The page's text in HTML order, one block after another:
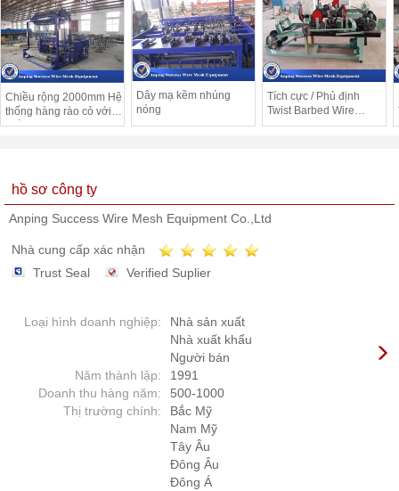
Chiều rộng 2000mm Hệ
thống hàng rào cỏ với
giấy chứng nhận CE /
Dây mạ kẽm nhúng
nóng
Tích cực / Phủ định
Twist Barbed Wire
Machine Với Tự động /
hồ sơ công ty
Anping Success Wire Mesh Equipment Co.,Ltd
Nhà cung cấp xác nhận
Trust Seal
Verified Suplier
Loại hình doanh nghiệp:
Nhà sản xuất
Nhà xuất khẩu
Người bán
Năm thành lập:
1991
Doanh thu hàng năm:
500-1000
Thị trường chính:
Bắc Mỹ
Nam Mỹ
Tây Âu
Đông Âu
Đông Á